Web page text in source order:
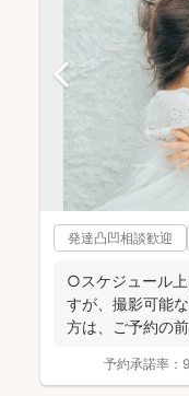
発達凸凹相談歓迎
○スケジュール
すが、撮影可能
方は、ご予約の
予約承諾率：